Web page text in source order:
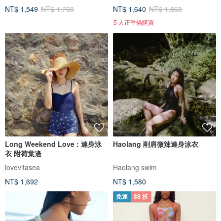
NT$ 1,549 NT$ 1,760
NT$ 1,640 NT$ 1,863
5 人正準備購買
Long Weekend Love : 連身泳
衣 附荷葉邊
lovevitasea
NT$ 1,692
Haolang 削肩微辣連身泳衣
Haolang swim
NT$ 1,580
免運 88 折